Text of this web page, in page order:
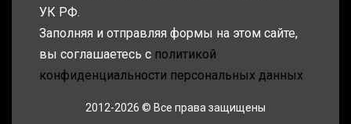
УК РФ.
Заполняя и отправляя формы на этом сайте,
вы соглашаетесь с политикой
конфиденциальности персональных данных
2012-2026 © Все права защищены